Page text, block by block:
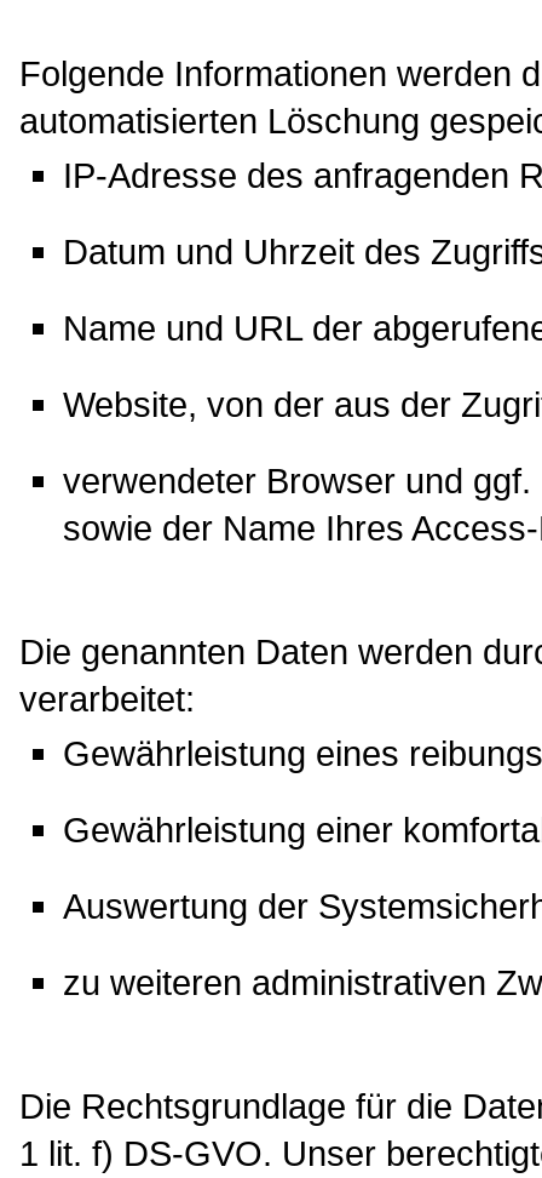
Folgende Informationen werden
automatisierten Löschung
IP-Adresse des anfragenden
Datum und Uhrzeit des
Name und URL der
Website, von der aus der
verwendeter Browser und
sowie der Name Ihres
Die genannten Daten werden
verarbeitet:
Gewährleistung eines
Gewährleistung einer
Auswertung der
zu weiteren administrativen
Die Rechtsgrundlage für die
1 lit. f) DS-GVO. Unser